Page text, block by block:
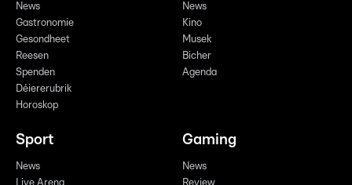
News
Gastronomie
Gesondheet
Reesen
Spenden
Déiererubrik
Horoskop
News
Kino
Musek
Bicher
Agenda
Sport
News
Live Arena
Gaming
News
Review